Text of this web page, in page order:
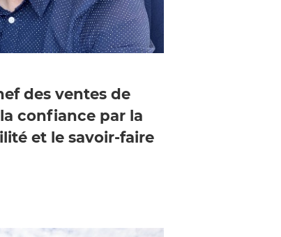
des ventes de
confiance par la
et le savoir-faire